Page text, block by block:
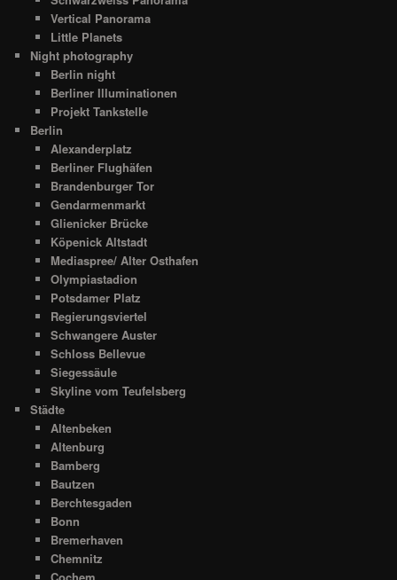
Vertical Panorama
Little Planets
Night photography
Berlin night
Berliner Illuminationen
Projekt Tankstelle
Berlin
Alexanderplatz
Berliner Flughäfen
Brandenburger Tor
Gendarmenmarkt
Glienicker Brücke
Köpenick Altstadt
Mediaspree/ Alter Osthafen
Olympiastadion
Potsdamer Platz
Regierungsviertel
Schwangere Auster
Schloss Bellevue
Siegessäule
Skyline vom Teufelsberg
Städte
Altenbeken
Altenburg
Bamberg
Bautzen
Berchtesgaden
Bonn
Bremerhaven
Chemnitz